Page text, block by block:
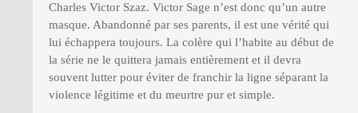
Charles Victor Szaz. Victor Sage n’est donc qu’un autre
masque. Abandonné par ses parents, il est une vérité qui
lui échappera toujours. La colère qui l’habite au début de
la série ne le quittera jamais entièrement et il devra
souvent lutter pour éviter de franchir la ligne séparant la
violence légitime et du meurtre pur et simple.